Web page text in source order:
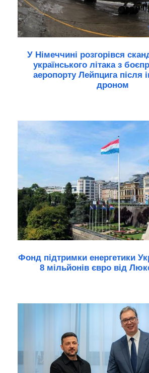
У Німеччині розгорівся
українського літака з
аеропорту Лейпцига після
дроном
Фонд підтримки енергетики
8 мільйонів євро від